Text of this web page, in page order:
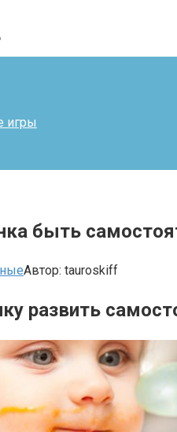
игры
быть
Автор: tauroskiff
развить